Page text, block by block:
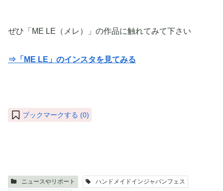
ぜひ「ME LE（メレ）」の作品に触れてみて下さい
⇒「ME LE」のインスタを見てみる
ブックマークする (0)
ニュースやリポート
ハンドメイドインジャパンフェス